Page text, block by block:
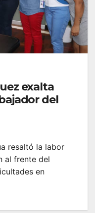
exalta
del
resaltó la labor
al frente del
en